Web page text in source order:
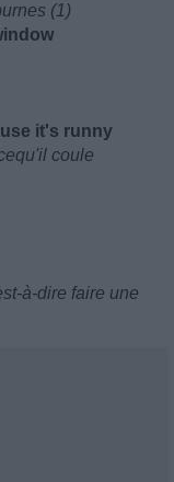
(1)
it's runny
coule
à-dire faire une